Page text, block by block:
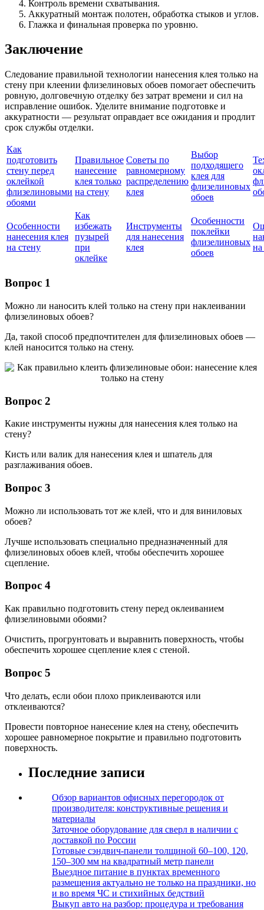
Контроль времени схватывания.
Аккуратный монтаж полотен, обработка стыков и углов.
Глажка и финальная проверка по уровню.
Заключение
Следование правильной технологии нанесения клея только на
стену при клеении флизелиновых обоев помогает обеспечить
ровную, долговечную отделку без затрат времени и сил на
исправление ошибок. Уделите внимание подготовке и
аккуратности — результат оправдает все ожидания и продлит
срок службы отделки.
Как
подготовить
стену перед
оклейкой
флизелиновыми
обоями
Правильное
нанесение
клея только
на стену
Советы по
равномерному
распределению
клея
Выбор
подходящего
клея для
флизелиновых
обоев
Особенности
нанесения клея
на стену
Как
избежать
пузырей
при
оклейке
Инструменты
для нанесения
клея
Особенности
поклейки
флизелиновых
обоев
на
Вопрос 1
Можно ли наносить клей только на стену при наклеивании
флизелиновых обоев?
Да, такой способ предпочтителен для флизелиновых обоев —
клей наносится только на стену.
Вопрос 2
Какие инструменты нужны для нанесения клея только на
стену?
Кисть или валик для нанесения клея и шпатель для
разглаживания обоев.
Вопрос 3
Можно ли использовать тот же клей, что и для виниловых
обоев?
Лучше использовать специально предназначенный для
флизелиновых обоев клей, чтобы обеспечить хорошее
сцепление.
Вопрос 4
Как правильно подготовить стену перед оклеиванием
флизелиновыми обоями?
Очистить, прогрунтовать и выравнить поверхность, чтобы
обеспечить хорошее сцепление клея с стеной.
Вопрос 5
Что делать, если обои плохо приклеиваются или
отклеиваются?
Провести повторное нанесение клея на стену, обеспечить
хорошее равномерное покрытие и правильно подготовить
поверхность.
Последние записи
Обзор вариантов офисных перегородок от
производителя: конструктивные решения и
материалы
Заточное оборудование для сверл в наличии с
доставкой по России
Готовые сэндвич-панели толщиной 60–100, 120,
150–300 мм на квадратный метр панели
Выездное питание в пунктах временного
размещения актуально не только на праздники, но
и во время ЧС и стихийных бедствий
Выкуп авто на разбор: процедура и требования